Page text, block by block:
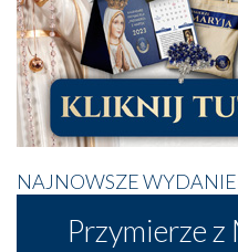
NAJNOWSZE
Przymierze